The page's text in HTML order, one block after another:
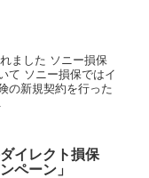
ました ソニー損保
て ソニー損保ではイ
の新規契約を行った
イレクト損保
ペーン」